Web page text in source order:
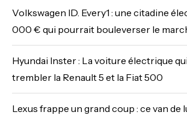
Volkswagen ID. Every1 : une citadine
000 € qui pourrait bouleverser le
Hyundai Inster : La voiture électrique
trembler la Renault 5 et la Fiat 500
Lexus frappe un grand coup : ce van de